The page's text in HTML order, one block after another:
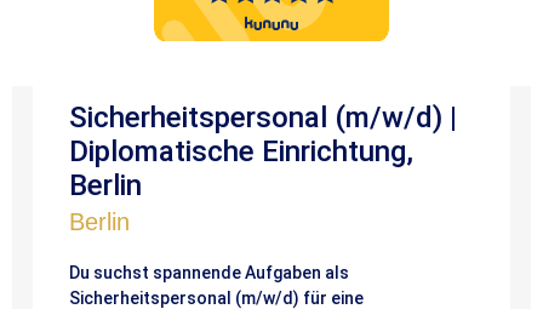
Sicherheitspersonal (m/w/d) |
Diplomatische Einrichtung,
Berlin
Berlin
Du suchst spannende Aufgaben als
Sicherheitspersonal (m/w/d) für eine